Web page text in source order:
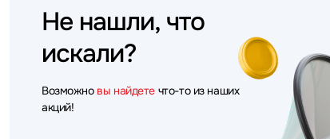
Не нашли, что
искали?
Возможно вы найдете что-то из наших
акций!